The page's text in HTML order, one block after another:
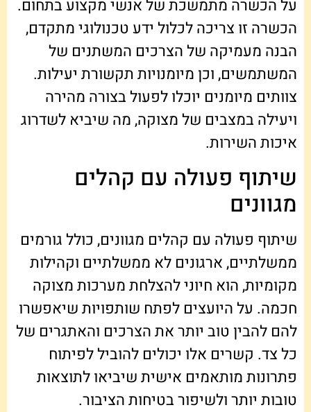
על הכשרה מתמשכת של אנשי מקצוע בתחום.
הכשרה זו צריכה לכלול ידע טכנולוגי מתקדם,
הבנה מעמיקה של הצרכים המשתנים של
המשתמשים, וכן מיומנויות תקשורת יעילות.
צוותים מיומנים יוכלו לפעול בצורה מהירה
ויעילה במצבים של מצוקה, מה שיביא לשדרוג
איכות השירות.
שיתוף פעולה עם קהלים
מגוונים
שיתוף פעולה עם קהלים מגוונים, כולל גורמים
ממשלתיים, ארגונים לא ממשלתיים וקהילות
מקומיות, הוא חיוני להצלחת מערכות מצוקה
חכמה. על היועצים לפתח שותפויות שיאפשרו
להם להבין טוב יותר את הצרכים והאתגרים של
כל צד. קשרים אלו יכולים להוביל לפיתוח
פתרונות מותאמים אישית שיביאו לתוצאות
טובות יותר ולשיפור בטיחות הציבור.